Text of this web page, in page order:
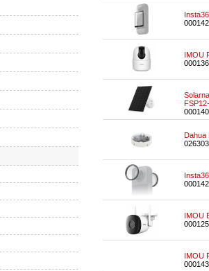
IMOU
Dahua
IMOU
IMOU